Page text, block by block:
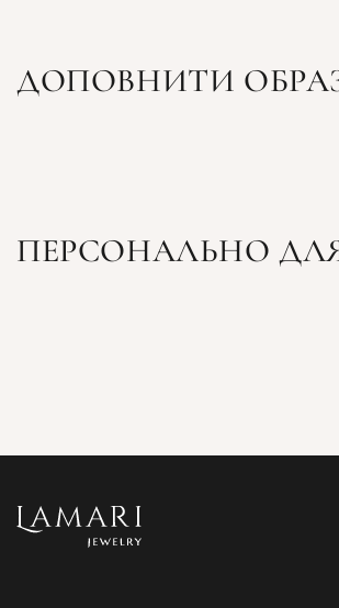
ДОПОВНИТИ
ПЕРСОНАЛЬНО